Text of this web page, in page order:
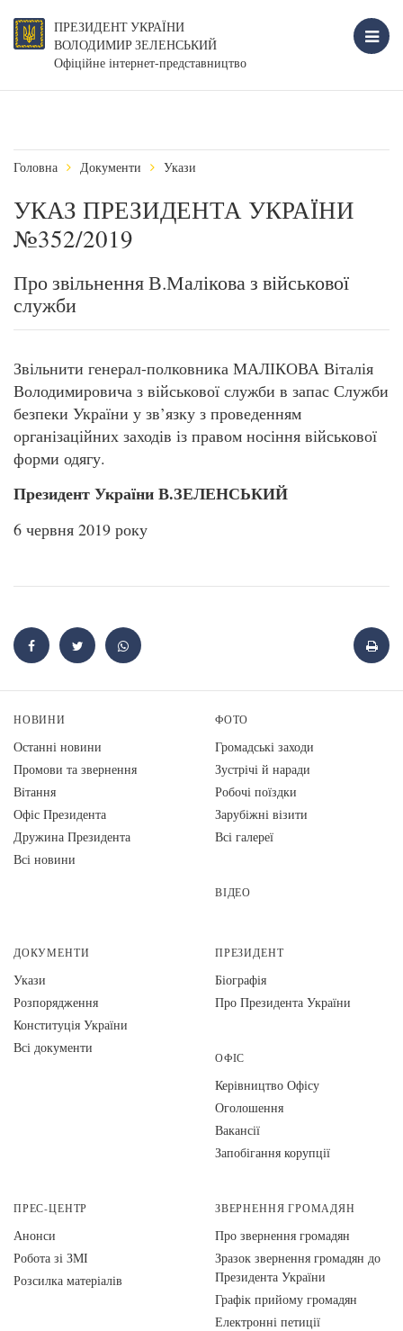
ПРЕЗИДЕНТ УКРАЇНИ
ВОЛОДИМИР ЗЕЛЕНСЬКИЙ
Офіційне інтернет-представництво
Головна Документи Укази
УКАЗ ПРЕЗИДЕНТА УКРАЇНИ
№352/2019
Про звільнення В.Малікова з військової
служби
Звільнити генерал-полковника МАЛІКОВА Віталія
Володимировича з військової служби в запас Служби
безпеки України у зв’язку з проведенням
організаційних заходів із правом носіння військової
форми одягу.
Президент України В.ЗЕЛЕНСЬКИЙ
6 червня 2019 року
НОВИНИ
Останні новини
Промови та звернення
Вiтання
Офіс Президента
Дружина Президента
Всі новини
ФОТО
Громадські заходи
Зустрічі й наради
Робочі поїздки
Зарубіжні візити
Всі галереї
ВІДЕО
ДОКУМЕНТИ
Укази
Розпорядження
Конституція України
Всі документи
ПРЕЗИДЕНТ
Біографія
Про Президента України
ОФІС
Керівництво Офісу
Оголошення
Вакансії
Запобігання корупції
ПРЕС-ЦЕНТР
Анонси
Робота зі ЗМІ
Розсилка матеріалів
ЗВЕРНЕННЯ ГРОМАДЯН
Про звернення громадян
Зразок звернення громадян до
Президента України
Графік прийому громадян
Електронні петиції